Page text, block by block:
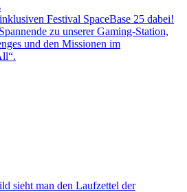
Festival SpaceBase 25 dabei!
zu unserer Gaming-Station,
und den Missionen im